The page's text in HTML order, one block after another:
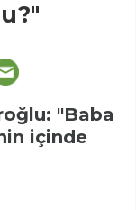
"Baba
içinde